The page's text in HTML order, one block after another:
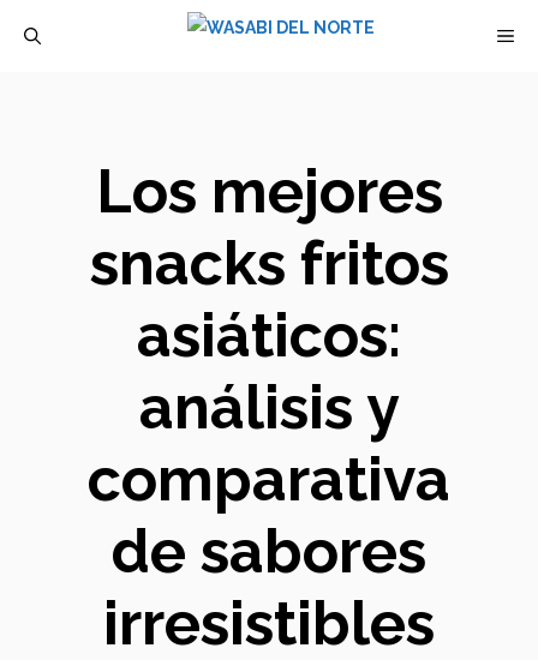
Los mejores
snacks fritos
asiáticos:
análisis y
comparativa
de sabores
irresistibles